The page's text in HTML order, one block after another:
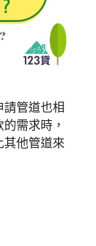
管道也相
需求時，
其他管道來